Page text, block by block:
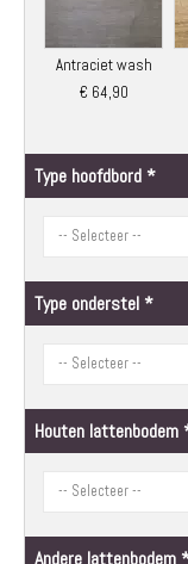
Antraciet wash
€ 64,90
Type hoofdbord
Type onderstel
Houten lattenbodem
Andere lattenbodem